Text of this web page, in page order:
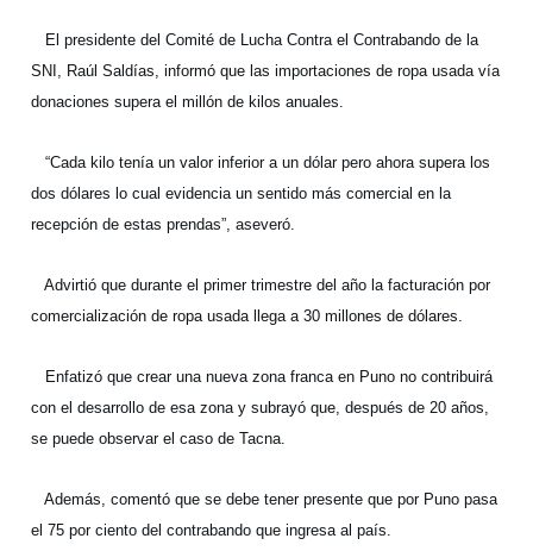
El presidente del Comité de Lucha Contra el Contrabando de la
SNI, Raúl Saldías, informó que las importaciones de ropa usada vía
donaciones supera el millón de kilos anuales.
“Cada kilo tenía un valor inferior a un dólar pero ahora supera los
dos dólares lo cual evidencia un sentido más comercial en la
recepción de estas prendas”, aseveró.
Advirtió que durante el primer trimestre del año la facturación por
comercialización de ropa usada llega a 30 millones de dólares.
Enfatizó que crear una nueva zona franca en Puno no contribuirá
con el desarrollo de esa zona y subrayó que, después de 20 años,
se puede observar el caso de Tacna.
Además, comentó que se debe tener presente que por Puno pasa
el 75 por ciento del contrabando que ingresa al país.